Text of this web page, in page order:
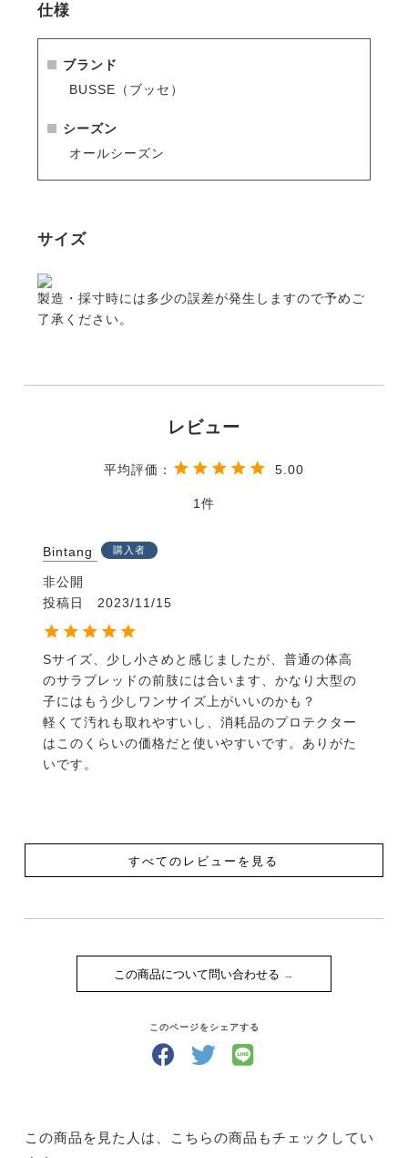
です。
仕様
ブランド
BUSSE（ブッセ）
シーズン
オールシーズン
サイズ
製造・採寸時には多少の誤差が発生しますので予めご
了承ください。
5.00
1
Bintang 購入者
非公開
投稿日
2023/11/15
Sサイズ、少し小さめと感じましたが、普通の体高
のサラブレッドの前肢には合います、かなり大型の
子にはもう少しワンサイズ上がいいのかも？
軽くて汚れも取れやすいし、消耗品のプロテクター
はこのくらいの価格だと使いやすいです。ありがた
いです。
すべてのレビューを見る
この商品について問い合わせる
このページをシェアする
この商品を見た人は、こちらの商品もチェックしてい